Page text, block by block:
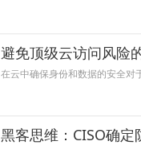
避免顶级云访问风险
在云中确保身份和数据的安全对
黑客思维：CISO确